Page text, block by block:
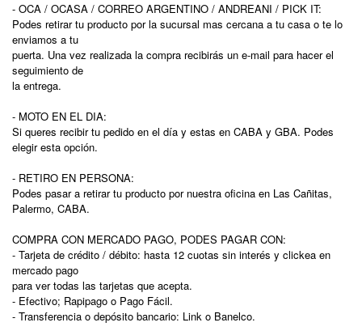
- OCA / OCASA / CORREO ARGENTINO / ANDREANI / PICK IT:
Podes retirar tu producto por la sucursal mas cercana a tu casa o te lo
enviamos a tu
puerta. Una vez realizada la compra recibirás un e-mail para hacer el
seguimiento de
la entrega.
- MOTO EN EL DIA:
Si queres recibir tu pedido en el día y estas en CABA y GBA. Podes
elegir esta opción.
- RETIRO EN PERSONA:
Podes pasar a retirar tu producto por nuestra oficina en Las Cañitas,
Palermo, CABA.
COMPRA CON MERCADO PAGO, PODES PAGAR CON:
- Tarjeta de crédito / débito: hasta 12 cuotas sin interés y clickea en
mercado pago
para ver todas las tarjetas que acepta.
- Efectivo; Rapipago o Pago Fácil.
- Transferencia o depósito bancario: Link o Banelco.